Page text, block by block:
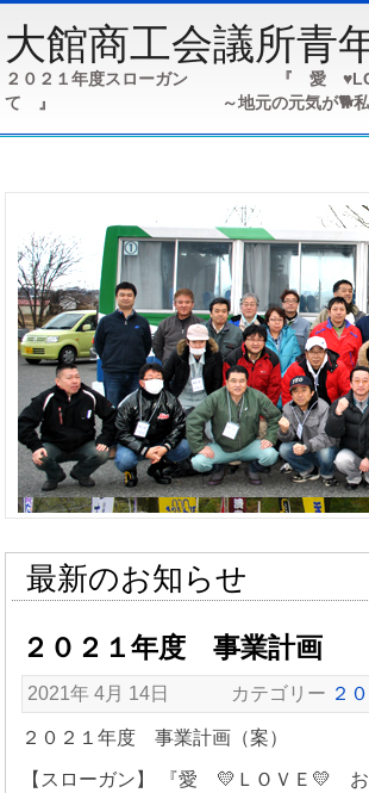
大館商工会議所青
２０２１年度スローガン 『 愛
て 』 ～地元の元気が🐕私た
最新のお知らせ
２０２１年度 事業計画
2021年 4月 14日 カテゴリー ２
２０２１年度 事業計画（案）
【スローガン】 『愛 💛ＬＯＶＥ💛